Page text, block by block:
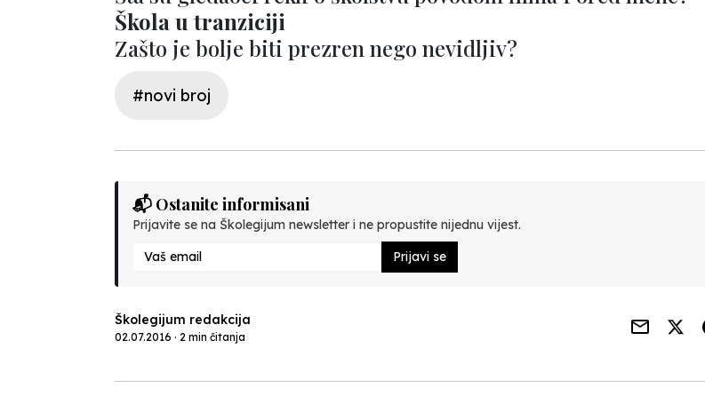
Škola u tranziciji
Zašto je bolje biti prezren nego nevidljiv?
#novi broj
📬 Ostanite informisani
Prijavite se na Školegijum newsletter i ne propustite nijednu vijest.
Prijavi se
Školegijum redakcija
02.07.2016 · 2 min čitanja